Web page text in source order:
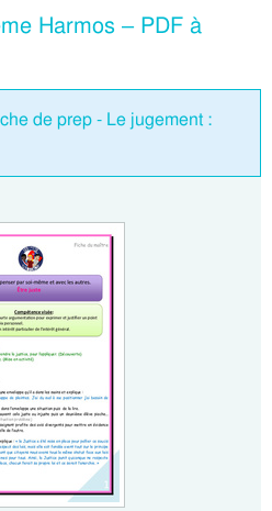
Harmos – PDF à
de prep - Le jugement :